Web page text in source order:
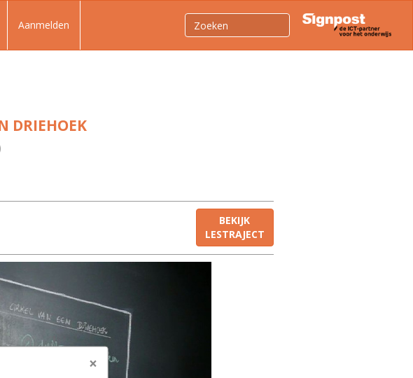
Aanmelden
DRIEHOEK
BEKIJK
LESTRAJECT
×